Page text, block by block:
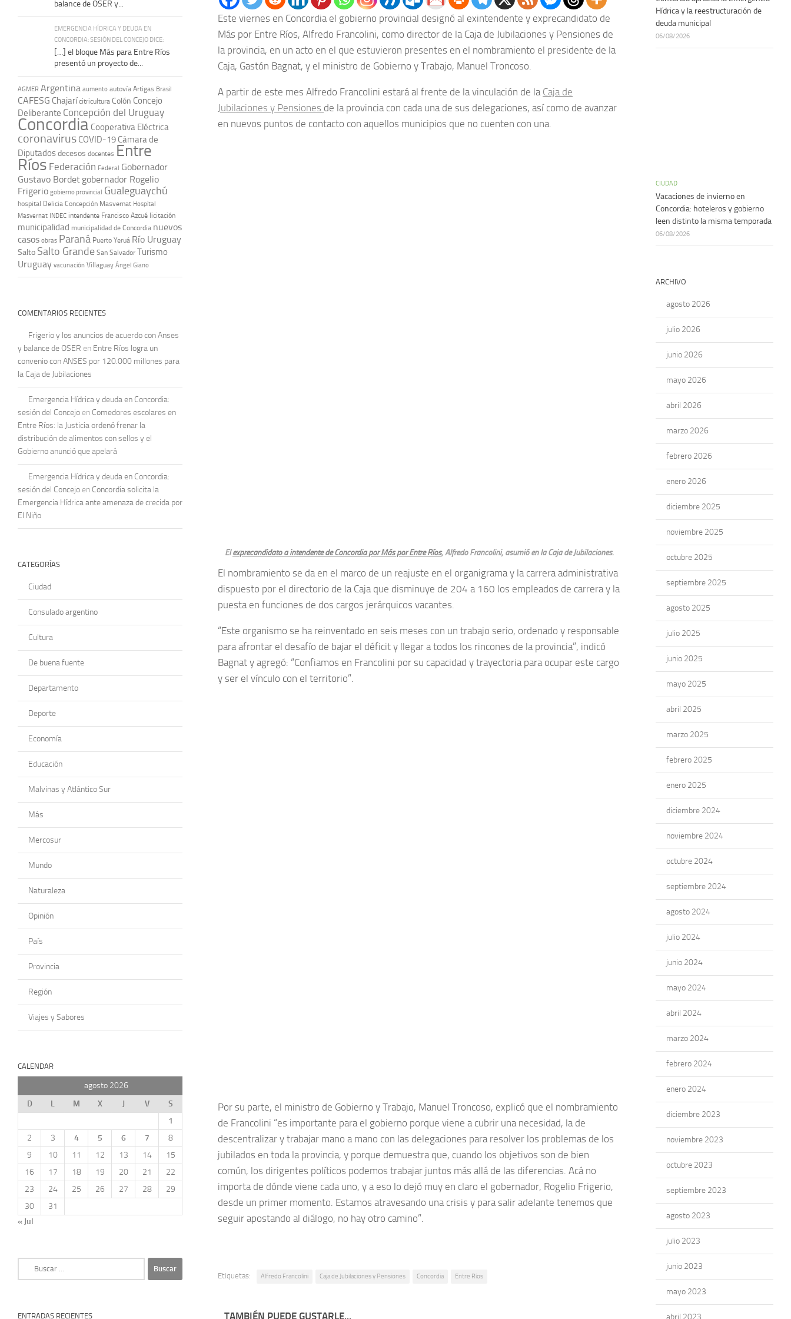
Este viernes en Concordia el gobierno provincial designó al exintendente y exprecandidato de
Más por Entre Ríos, Alfredo Francolini, como director de la Caja de Jubilaciones y Pensiones de
la provincia, en un acto en el que estuvieron presentes en el nombramiento el presidente de la
Caja, Gastón Bagnat, y el ministro de Gobierno y Trabajo, Manuel Troncoso.
A partir de este mes Alfredo Francolini estará al frente de la vinculación de la Caja de
Jubilaciones y Pensiones de la provincia con cada una de sus delegaciones, así como de avanzar
en nuevos puntos de contacto con aquellos municipios que no cuenten con una.
Elexprecandidato a intendente de Concordia por Más por Entre Ríos, Alfredo Francolini, asumió en la Caja de Jubilaciones.
El nombramiento se da en el marco de un reajuste en el organigrama y la carrera administrativa
dispuesto por el directorio de la Caja que disminuye de 204 a 160 los empleados de carrera y la
puesta en funciones de dos cargos jerárquicos vacantes.
“Este organismo se ha reinventado en seis meses con un trabajo serio, ordenado y responsable
para afrontar el desafío de bajar el déficit y llegar a todos los rincones de la provincia”, indicó
Bagnat y agregó: “Confiamos en Francolini por su capacidad y trayectoria para ocupar este cargo
y ser el vínculo con el territorio”.
Por su parte, el ministro de Gobierno y Trabajo, Manuel Troncoso, explicó que el nombramiento
de Francolini “es importante para el gobierno porque viene a cubrir una necesidad, la de
descentralizar y trabajar mano a mano con las delegaciones para resolver los problemas de los
jubilados en toda la provincia, y porque demuestra que, cuando los objetivos son de bien
común, los dirigentes políticos podemos trabajar juntos más allá de las diferencias. Acá no
importa de dónde viene cada uno, y a eso lo dejó muy en claro el gobernador, Rogelio Frigerio,
desde un primer momento. Estamos atravesando una crisis y para salir adelante tenemos que
seguir apostando al diálogo, no hay otro camino”.
Etiquetas: Alfredo Francolini Caja de Jubilaciones y Pensiones Concordia Entre Ríos
TAMBIÉN PUEDE GUSTARLE...
balance de OSER y...
EMERGENCIA HÍDRICA Y DEUDA EN
CONCORDIA: SESIÓN DEL CONCEJO DICE:
[…] el bloque Más para Entre Ríos
presentó un proyecto de...
AGMER Argentina aumento autovía Artigas Brasil
CAFESG Chajarí citricultura Colón Concejo
Deliberante Concepción del Uruguay
Concordia Cooperativa Eléctrica
coronavirus COVID-19 Cámara de
Diputadosdecesos docentes Entre
Ríos Federación Federal Gobernador
Gustavo Bordet gobernador Rogelio
Frigerio gobierno provincial Gualeguaychú
hospital Delicia Concepción Masvernat Hospital
Masvernat INDEC intendente Francisco Azcué licitación
municipalidad municipalidad de Concordia nuevos
casos obras Paraná Puerto Yeruá Río Uruguay
Salto Salto Grande San Salvador Turismo
Uruguay vacunación Villaguay Ángel Giano
COMENTARIOS RECIENTES
Frigerio y los anuncios de acuerdo con Anses
y balance de OSER en Entre Ríos logra un
convenio con ANSES por 120.000 millones para
la Caja de Jubilaciones
Emergencia Hídrica y deuda en Concordia:
sesión del Concejo en Comedores escolares en
Entre Ríos: la Justicia ordenó frenar la
distribución de alimentos con sellos y el
Gobierno anunció que apelará
Emergencia Hídrica y deuda en Concordia:
sesión del Concejo en Concordia solicita la
Emergencia Hídrica ante amenaza de crecida por
El Niño
CATEGORÍAS
Ciudad
Consulado argentino
Cultura
De buena fuente
Departamento
Deporte
Economía
Educación
Malvinas y Atlántico Sur
Más
Mercosur
Mundo
Naturaleza
Opinión
País
Provincia
Región
Viajes y Sabores
CALENDAR
agosto 2026
D
L M X J V
S
1
2
3 4 5 6 7
8
9
10 11 12 13 14
15
16
17 18 19 20 21
22
23
24 25 26 27 28
29
30
31
« Jul
ENTRADAS RECIENTES
Hídrica y la reestructuración de
deuda municipal
06/08/2026
CIUDAD
Vacaciones de invierno en
Concordia: hoteleros y gobierno
leen distinto la misma temporada
06/08/2026
ARCHIVO
agosto 2026
julio 2026
junio 2026
mayo 2026
abril 2026
marzo 2026
febrero 2026
enero 2026
diciembre 2025
noviembre 2025
octubre 2025
septiembre 2025
agosto 2025
julio 2025
junio 2025
mayo 2025
abril 2025
marzo 2025
febrero 2025
enero 2025
diciembre 2024
noviembre 2024
octubre 2024
septiembre 2024
agosto 2024
julio 2024
junio 2024
mayo 2024
abril 2024
marzo 2024
febrero 2024
enero 2024
diciembre 2023
noviembre 2023
octubre 2023
septiembre 2023
agosto 2023
julio 2023
junio 2023
mayo 2023
abril 2023